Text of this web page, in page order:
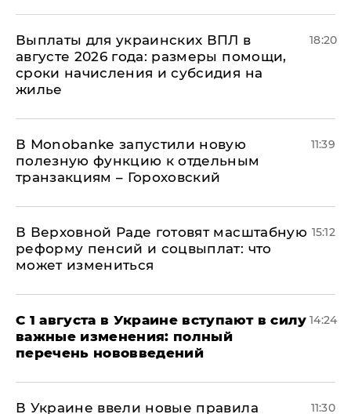
Выплаты для украинских ВПЛ в
августе 2026 года: размеры помощи,
сроки начисления и субсидия на
жилье
18:20
В Мonobankе запустили новую
полезную функцию к отдельным
транзакциям – Гороховский
11:39
В Верховной Раде готовят масштабную
реформу пенсий и соцвыплат: что
может измениться
15:12
С 1 августа в Украине вступают в силу
важные изменения: полный
перечень нововведений
14:24
В Украине ввели новые правила
11:30